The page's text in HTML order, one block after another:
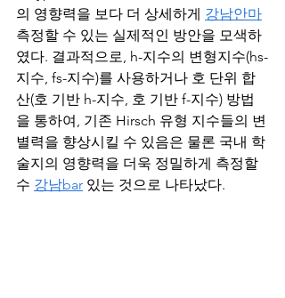
의 영향력을 보다 더 상세하게 강남안마
측정할 수 있는 실제적인 방안을 모색하
였다. 결과적으로, h-지수의 변형지수(hs-
지수, fs-지수)를 사용하거나 호 단위 합
산(호 기반 h-지수, 호 기반 f-지수) 방법
을 통하여, 기존 Hirsch 유형 지수들의 변
별력을 향상시킬 수 있음은 물론 국내 학
술지의 영향력을 더욱 정밀하게 측정할
수 강남bar 있는 것으로 나타났다.